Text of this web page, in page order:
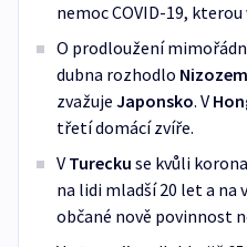
nemoc COVID-19,
O prodloužení
dubna rozhodlo
zvažuje Japonsko. V
třetí domácí zvíře.
V Turecku se kvůli
na lidi mladší 20 let a
občané nově povinnost